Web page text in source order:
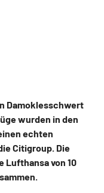
Damoklesschwert
wurden in den
echten
Citigroup. Die
Lufthansa von 10